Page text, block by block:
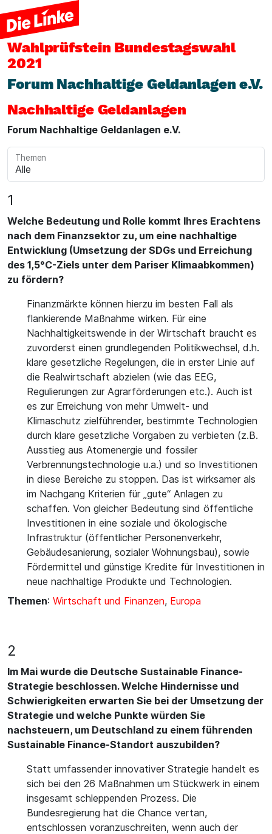
Wahlprüfstein Bundestagswahl
2021
Forum Nachhaltige Geldanlagen e.V.
Nachhaltige Geldanlagen
Forum Nachhaltige Geldanlagen e.V.
Themen
1
Welche Bedeutung und Rolle kommt Ihres Erachtens
nach dem Finanzsektor zu, um eine nachhaltige
Entwicklung (Umsetzung der SDGs und Erreichung
des 1,5°C-Ziels unter dem Pariser Klimaabkommen)
zu fördern?
Finanzmärkte können hierzu im besten Fall als
flankierende Maßnahme wirken. Für eine
Nachhaltigkeitswende in der Wirtschaft braucht es
zuvorderst einen grundlegenden Politikwechsel, d.h.
klare gesetzliche Regelungen, die in erster Linie auf
die Realwirtschaft abzielen (wie das EEG,
Regulierungen zur Agrarförderungen etc.). Auch ist
es zur Erreichung von mehr Umwelt- und
Klimaschutz zielführender, bestimmte Technologien
durch klare gesetzliche Vorgaben zu verbieten (z.B.
Ausstieg aus Atomenergie und fossiler
Verbrennungstechnologie u.a.) und so Investitionen
in diese Bereiche zu stoppen. Das ist wirksamer als
im Nachgang Kriterien für „gute“ Anlagen zu
schaffen. Von gleicher Bedeutung sind öffentliche
Investitionen in eine soziale und ökologische
Infrastruktur (öffentlicher Personenverkehr,
Gebäudesanierung, sozialer Wohnungsbau), sowie
Fördermittel und günstige Kredite für Investitionen in
neue nachhaltige Produkte und Technologien.
Themen: Wirtschaft und Finanzen, Europa
2
Im Mai wurde die Deutsche Sustainable Finance-
Strategie beschlossen. Welche Hindernisse und
Schwierigkeiten erwarten Sie bei der Umsetzung der
Strategie und welche Punkte würden Sie
nachsteuern, um Deutschland zu einem führenden
Sustainable Finance-Standort auszubilden?
Statt umfassender innovativer Strategie handelt es
sich bei den 26 Maßnahmen um Stückwerk in einem
insgesamt schleppenden Prozess. Die
Bundesregierung hat die Chance vertan,
entschlossen voranzuschreiten, wenn auch der